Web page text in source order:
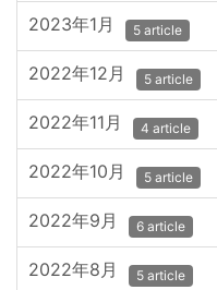
2023年1月 5 article
2022年12月 5 article
2022年11月 4 article
2022年10月 5 article
2022年9月 6 article
2022年8月 5 article